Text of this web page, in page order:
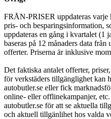
FRÅN-PRISER uppdateras
pris- och besparingsinformation,
uppdateras en gång i kvartalet (1
baseras på 12 månaders data
offerter. Priserna är inklusive
Det faktiska antalet offerter,
för verkstäders tillgänglighet kan
autobutler.se eller fick
online- eller offlinekampanjer,
autobutler.se för att se aktuella
och aktuell tillgänlihet hos valda